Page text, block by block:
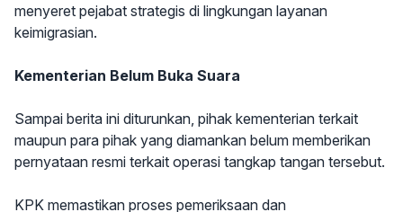
menyeret pejabat strategis di lingkungan layanan
keimigrasian.
Kementerian Belum Buka Suara
Sampai berita ini diturunkan, pihak kementerian terkait
maupun para pihak yang diamankan belum memberikan
pernyataan resmi terkait operasi tangkap tangan tersebut.
KPK memastikan proses pemeriksaan dan